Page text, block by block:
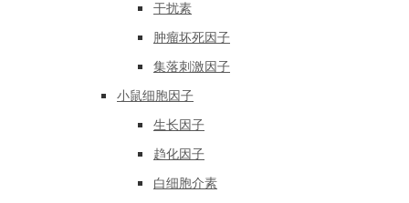
干扰素
肿瘤坏死因子
集落刺激因子
小鼠细胞因子
生长因子
趋化因子
白细胞介素